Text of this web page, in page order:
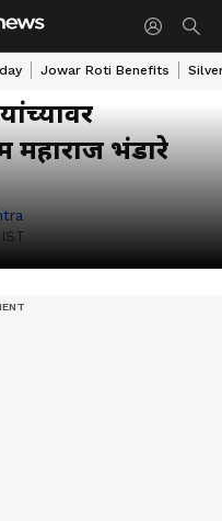
Jowar Roti Benefits
महाराज भंडारे